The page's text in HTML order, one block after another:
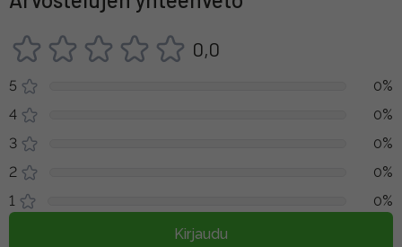
0,0
5
0%
4
0%
3
0%
2
0%
1
0%
Kirjaudu